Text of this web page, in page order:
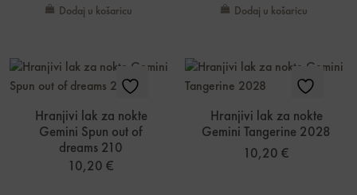
Dodaj u košaricu Dodaj u košaricu
Hranjivi lak za nokte
Gemini Spun out of
dreams 210
10,20 €
Hranjivi lak za nokte
Gemini Tangerine 2028
10,20 €